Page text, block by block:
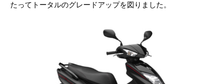
たってトータルのグレードアップを図りました。